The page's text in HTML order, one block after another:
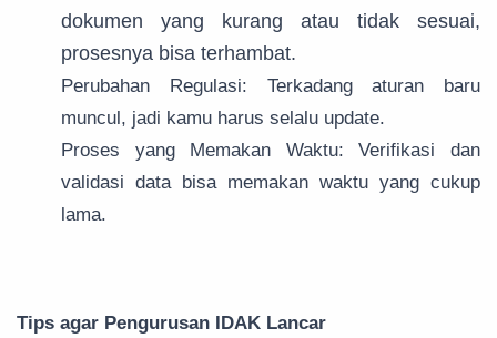
dokumen yang kurang atau tidak sesuai,
prosesnya bisa terhambat.
Perubahan Regulasi: Terkadang aturan baru
muncul, jadi kamu harus selalu update.
Proses yang Memakan Waktu: Verifikasi dan
validasi data bisa memakan waktu yang cukup
lama.
Tips agar Pengurusan IDAK Lancar